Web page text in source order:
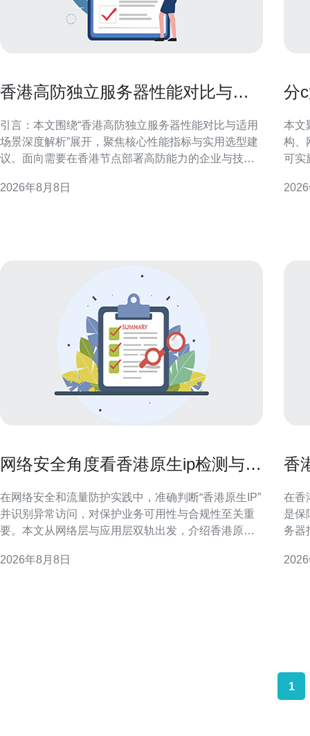
香港高防独立服务器性能对比与适
引言：本文围绕“香港高防独立服务器性能对比与适用
场景深度解析”展开，聚焦核心性能指标与实用选型建
议。面向需要在香港节点部署高防能力的企业与技术
免主观夸大，便于SEO与业务落地。 香港高防独立服
2026年8月8日
分
本文
构、
可实
值
网络安全角度看香港原生ip检测与异
在网络安全和流量防护实践中，准确判断“香港原生IP”
并识别异常访问，对保护业务可用性与合规性至关重
要。本文从网络层与应用层双轨出发，介绍香港原生
法，以及可落地的联合防御策略，帮助安全团队提高
2026年8月8日
香
在香
是保
务器
前提下降低开
1